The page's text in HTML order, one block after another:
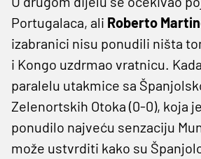
Portugalaca, ali Roberto
izabranici nisu ponudili ništa
i Kongo uzdrmao vratnicu.
paralelu utakmice sa
Zelenortskih Otoka (0-0), koja
ponudilo najveću senzaciju
može ustvrditi kako su